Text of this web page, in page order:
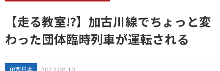
【走る教室⁉】加古川線でちょっと変
わった団体臨時列車が運転される
JR西日本 2023.08.10